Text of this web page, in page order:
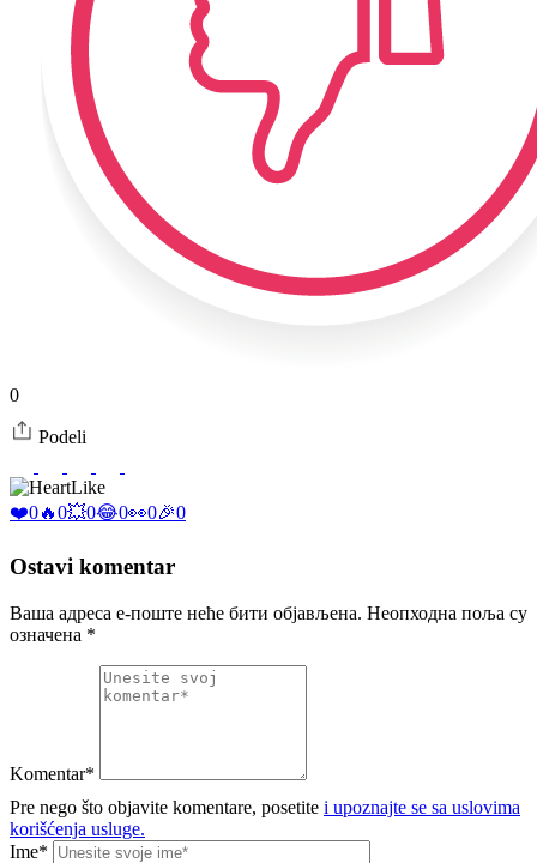
0
Podeli
Like
❤️0🔥0💥0😂0👀0🎉0
Ostavi komentar
Ваша адреса е-поште неће бити објављена. Неопходна поља су
означена *
Komentar*
Pre nego što objavite komentare, posetite i upoznajte se sa uslovima
korišćenja usluge.
Ime*